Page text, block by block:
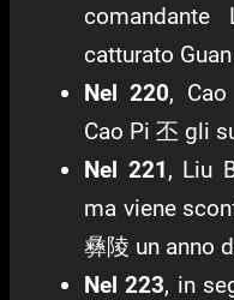
catturato
Nel 220,
Cao Pi 丕 gli
Nel 221, Liu
ma viene
彝陵 un anno
Nel 223, in